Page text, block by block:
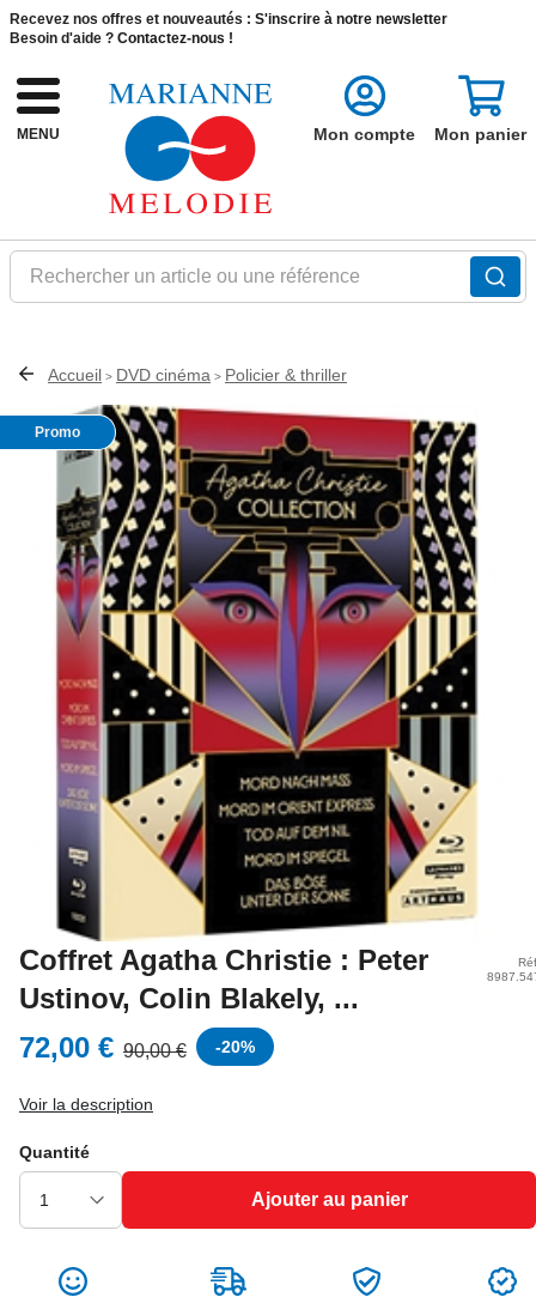
Recevez nos offres et nouveautés : S'inscrire à notre newsletter
Besoin d'aide ? Contactez-nous !
MENU
Rechercher un article ou une référence
Mon compte Mon panier
Accueil > DVD cinéma > Policier & thriller
Promo
Coffret Agatha Christie : Peter
Ustinov, Colin Blakely, ...
72,00 € 90,00 € -20%
Voir la description
Quantité
Ajouter au panier